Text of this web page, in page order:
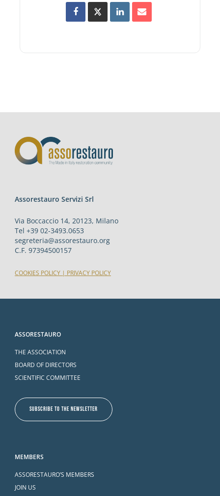
Assorestauro Servizi Srl
Via Boccaccio 14, 20123, Milano
Tel +39 02-3493.0653
segreteria@assorestauro.org
C.F. 97394500157
COOKIES POLICY | PRIVACY POLICY
ASSORESTAURO
THE ASSOCIATION
BOARD OF DIRECTORS
SCIENTIFIC COMMITTEE
SUBSCRIBE TO THE NEWSLETTER
MEMBERS
ASSORESTAURO’S MEMBERS
JOIN US